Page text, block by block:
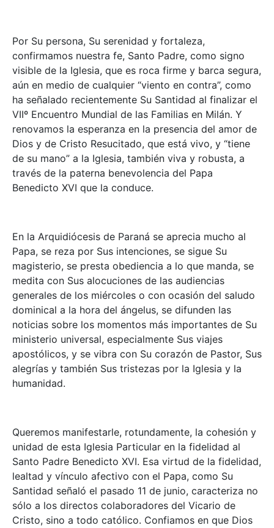
Por Su persona, Su serenidad y fortaleza,
confirmamos nuestra fe, Santo Padre, como signo
visible de la Iglesia, que es roca firme y barca segura,
aún en medio de cualquier “viento en contra”, como
ha señalado recientemente Su Santidad al finalizar el
VIIº Encuentro Mundial de las Familias en Milán. Y
renovamos la esperanza en la presencia del amor de
Dios y de Cristo Resucitado, que está vivo, y “tiene
de su mano” a la Iglesia, también viva y robusta, a
través de la paterna benevolencia del Papa
Benedicto XVI que la conduce.
En la Arquidiócesis de Paraná se aprecia mucho al
Papa, se reza por Sus intenciones, se sigue Su
magisterio, se presta obediencia a lo que manda, se
medita con Sus alocuciones de las audiencias
generales de los miércoles o con ocasión del saludo
dominical a la hora del ángelus, se difunden las
noticias sobre los momentos más importantes de Su
ministerio universal, especialmente Sus viajes
apostólicos, y se vibra con Su corazón de Pastor, Sus
alegrías y también Sus tristezas por la Iglesia y la
humanidad.
Queremos manifestarle, rotundamente, la cohesión y
unidad de esta Iglesia Particular en la fidelidad al
Santo Padre Benedicto XVI. Esa virtud de la fidelidad,
lealtad y vínculo afectivo con el Papa, como Su
Santidad señaló el pasado 11 de junio, caracteriza no
sólo a los directos colaboradores del Vicario de
Cristo, sino a todo católico. Confiamos en que Dios